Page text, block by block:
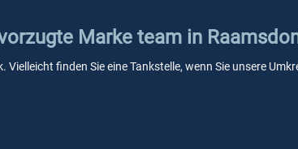
Marke team in
finden Sie eine Tankstelle, wenn Sie unsere